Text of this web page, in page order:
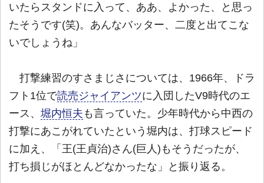
いたらスタンドに入って、ああ、よかった、と思っ
たそうです(笑)。あんなバッター、二度と出てこな
いでしょうね」
打撃練習のすさまじさについては、1966年、ドラ
フト1位で読売ジャイアンツに入団したV9時代のエ
ース、 堀内恒夫 も言っていた。少年時代から中西の
打撃にあこがれていたという堀内は、打球スピード
に加え、「王(王貞治)さん(巨人)もそうだったが、
打ち損じがほとんどなかったな」と振り返る。